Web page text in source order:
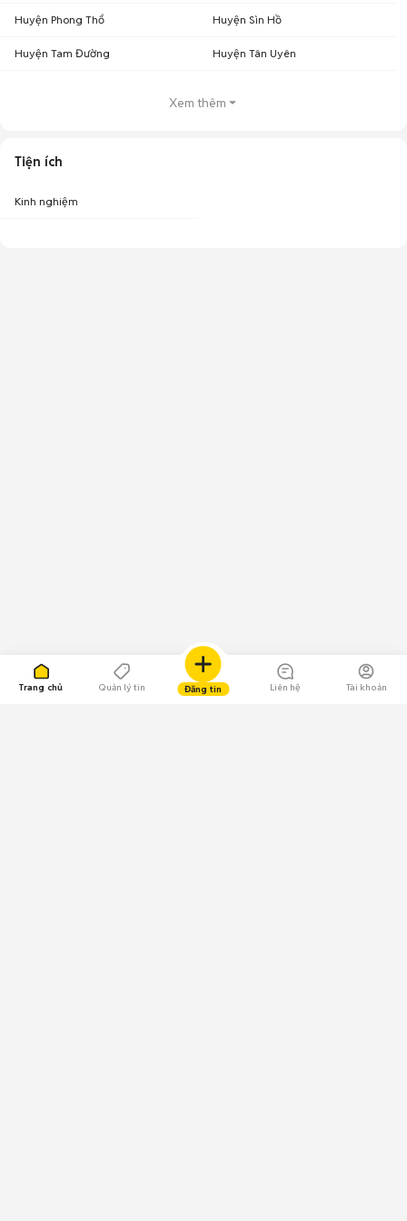
Trang chủ Quản lý tin Đăng tin Liên hệ Tài khoản
Huyện Phong Thổ Huyện Sìn Hồ
Huyện Tam Đường Huyện Tân Uyên
Xem thêm
Tiện ích
Kinh nghiệm